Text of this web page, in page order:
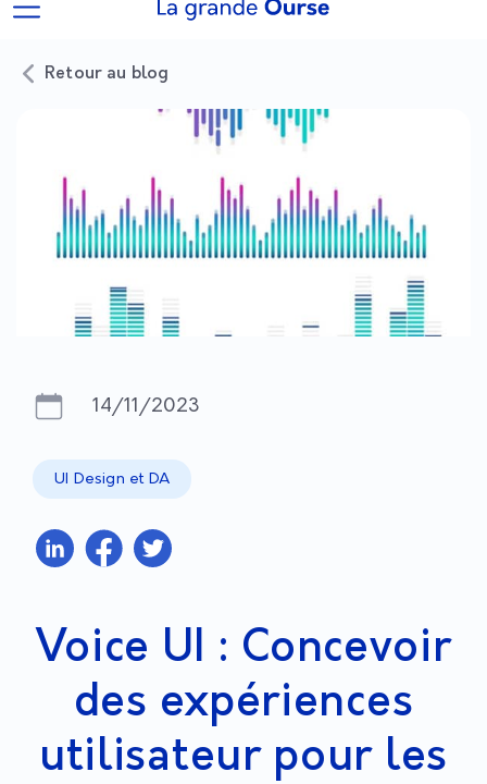
Retour au blog
14/11/2023
UI Design et DA
Voice UI : Concevoir
des expériences
utilisateur pour les